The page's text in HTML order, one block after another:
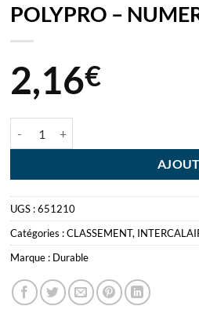
POLYPRO –
2,16€
UGS :651210
Catégories :CLASSEMENT,
Marque : Durable